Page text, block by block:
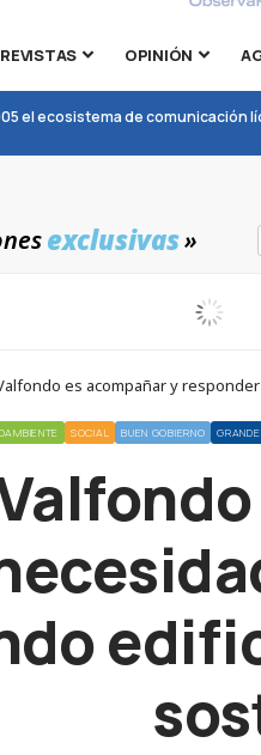
OPINIÓN
el ecosistema de comunicación
exclusivas»
es acompañar y
SOCIAL BUEN GOBIERNO